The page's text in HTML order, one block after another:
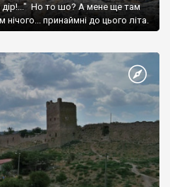
дір!..." Но то шо? А мене ще там
принаймні до цього літа.